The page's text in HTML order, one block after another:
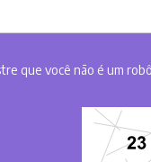
que você não é um